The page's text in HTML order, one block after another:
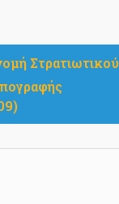
Στρατιωτικού